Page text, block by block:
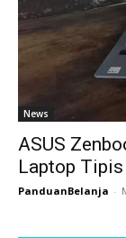
News
ASUS
Laptop
PanduanBelanja -